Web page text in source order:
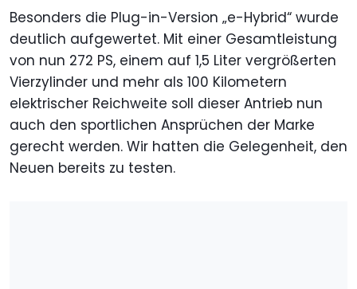
Besonders die Plug-in-Version „e-Hybrid“ wurde
deutlich aufgewertet. Mit einer Gesamtleistung
von nun 272 PS, einem auf 1,5 Liter vergrößerten
Vierzylinder und mehr als 100 Kilometern
elektrischer Reichweite soll dieser Antrieb nun
auch den sportlichen Ansprüchen der Marke
gerecht werden. Wir hatten die Gelegenheit, den
Neuen bereits zu testen.